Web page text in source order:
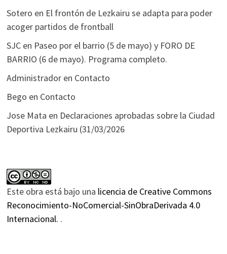
Sotero en El frontón de Lezkairu se adapta para poder
acoger partidos de frontball
SJCen Paseo por el barrio (5 de mayo) y FORO DE
BARRIO (6 de mayo). Programa completo.
Administradoren Contacto
Bego en Contacto
Jose Mata en Declaraciones aprobadas sobre la Ciudad
Deportiva Lezkairu (31/03/2026
Este obra está bajo una licencia de Creative Commons
Reconocimiento-NoComercial-SinObraDerivada 4.0
Internacional. .